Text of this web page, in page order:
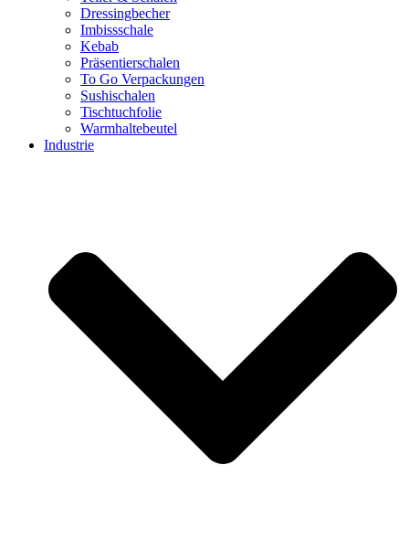
Dressingbecher
Imbissschale
Kebab
Präsentierschalen
To Go Verpackungen
Sushischalen
Tischtuchfolie
Warmhaltebeutel
Industrie